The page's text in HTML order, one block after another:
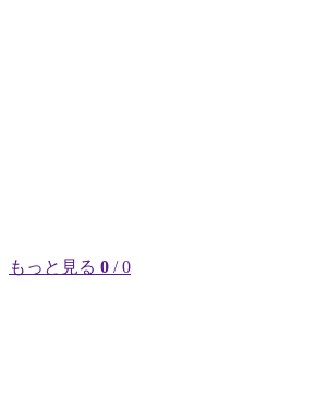
もっと見る 0 / 0